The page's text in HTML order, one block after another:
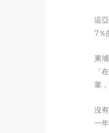
這
7％
柬
「
輩
沒
一